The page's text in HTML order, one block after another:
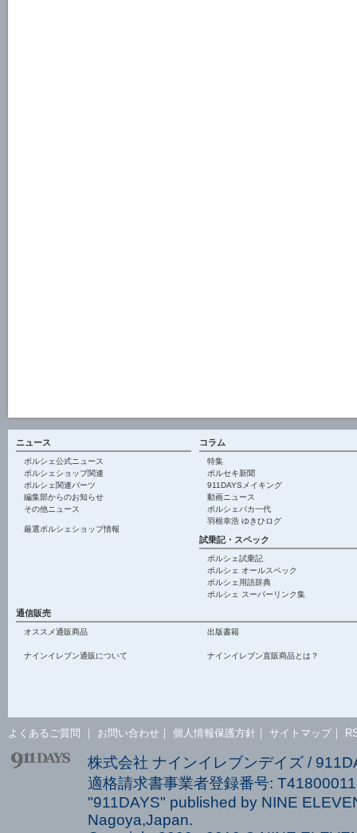
ニュース
ポルシェ公式ニュース
ポルシェショップ関連
ポルシェ関連パーツ
編集部からのお知らせ
その他ニュース
厳選ポルシェショップ情報
コラム
特集
ポルセキ新聞
911DAYSメイキング
動画ニュース
ポルシェバカ一代
羽根幸浩 ゆきひログ
試乗記・スペック
ポルシェ試乗記
ポルシェ オールスペック
ポルシェ用語辞典
ポルシェ スーパーリンク集
通信販売
オススメ通販商品 出版書籍
ナインイレブン通販について ナインイレブン直販商品とは？
よくあるご質問 お問い合わせ 個人情報保護方針 サイトマップ｜
株式会社 ナインイレブンデイズ /
適格請求書事業者登録番号:
"911DAYS" published by NINE
Nagoya,Japan.